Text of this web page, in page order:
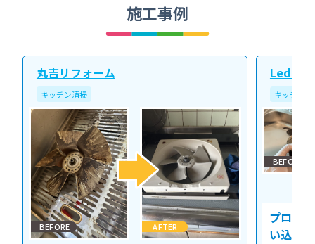
施工事例
丸吉リフォーム
キッチン清掃
BEFORE AFTER
Ledope
キッチン清
BEFORE
プロの
い込み